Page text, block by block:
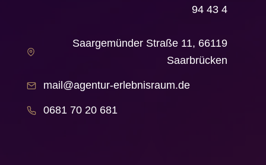
94 43 4
Saargemünder Straße 11, 66119
Saarbrücken
mail@agentur-erlebnisraum.de
0681 70 20 681